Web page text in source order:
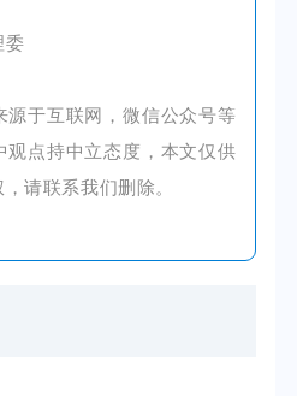
委
源于互联网，微信公众号等
观点持中立态度，本文仅供
请联系我们删除。